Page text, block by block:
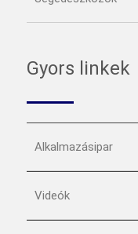
Gyors linkek
Alkalmazásipar
Videók